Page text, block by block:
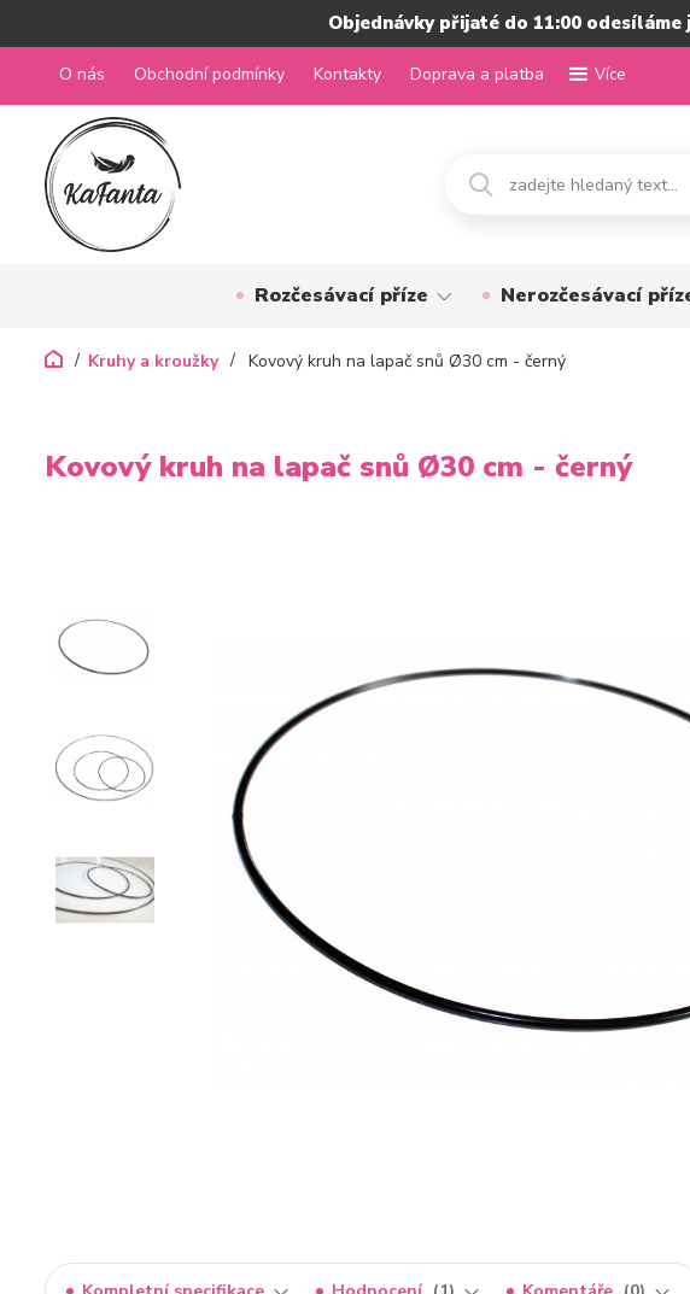
Objednávky přijaté do 11:00 odesíláme
O nás Obchodní podmínky Kontakty Doprava a platba Více
Rozčesávací příze Nerozčesávací
Kruhy a kroužky Kovový kruh na lapač snů Ø30 cm - černý
Kovový kruh na lapač snů Ø30 cm - černý